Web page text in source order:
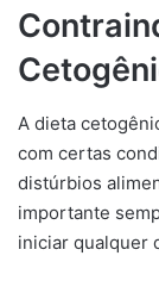
A dieta
com certas
distúrbios
importante
iniciar qualquer